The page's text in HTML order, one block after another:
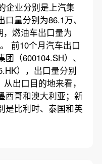
企业分别是上汽集
口量分别为86.1万、
燃油车出口量为
前10个月汽车出口
（600104.SH）、
），出口量分别
出口目的地来看，
西哥和澳大利亚；新
是比利时、泰国和英